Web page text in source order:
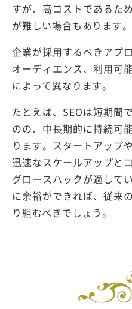
すが、高コストであるた
が難しい場合もあります。
企業が採用するべきアプ
オーディエンス、利用可
によって異なります。
たとえば、SEOは短期間
のの、中長期的に持続可
ります。スタートアップ
迅速なスケールアップと
グロースハックが適して
に余裕ができれば、従来
り組むべきでしょう。